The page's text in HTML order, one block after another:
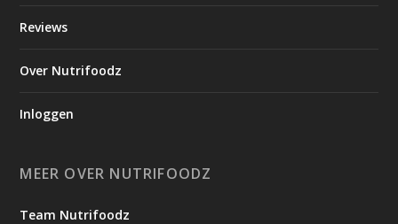
Reviews
Over Nutrifoodz
Inloggen
MEER OVER NUTRIFOODZ
Team Nutrifoodz